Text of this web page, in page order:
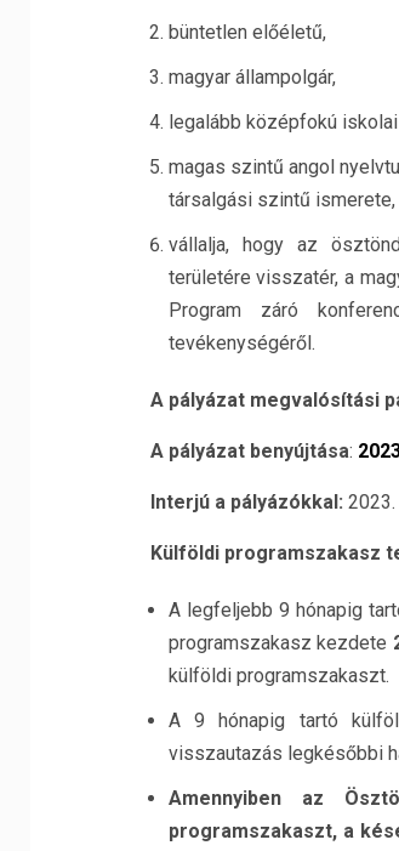
büntetlen előéletű,
magyar állampolgár,
legalább középfokú
magas szintű angol
társalgási szintű ismerete,
vállalja, hogy az
területére visszatér, a
Program záró
tevékenységéről.
A pályázat megvalósítási
A pályázat benyújtása:
Interjú a pályázókkal:
Külföldi programszakasz
A legfeljebb 9 hónapig
programszakasz kezdete
külföldi programszakaszt.
A 9 hónapig tartó
visszautazás legkésőbbi
Amennyiben az
programszakaszt, a